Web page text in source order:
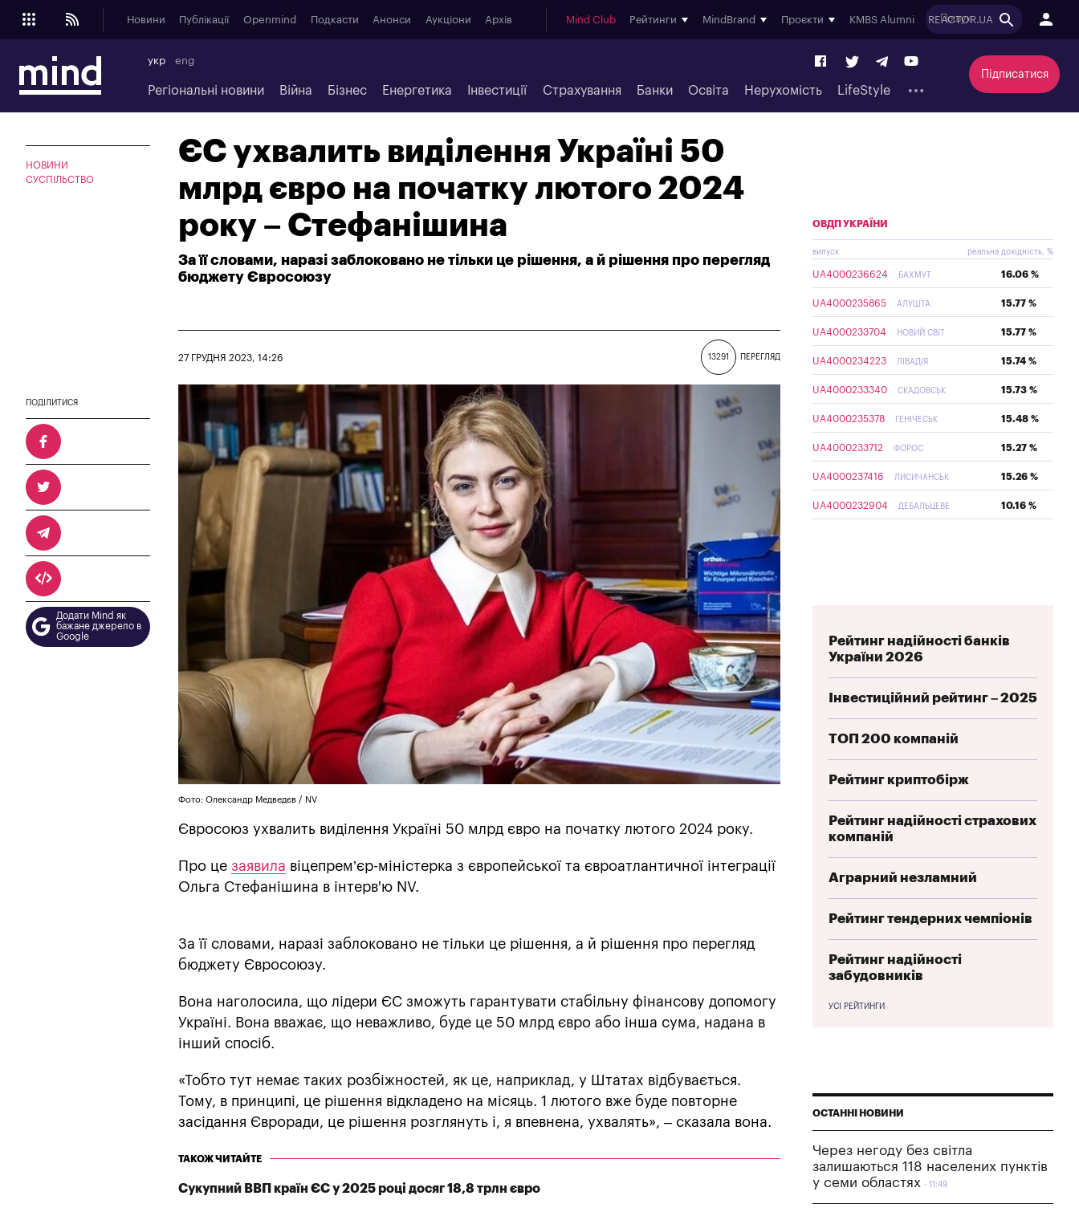
Новини Публікації Openmind Подкасти Анонси Аукціони Архів Mind Club Рейтинги MindBrand Проєкти KMBS Alumni REACTOR.UA
укр eng
Регіональні новини Війна Бізнес Енергетика Інвестиції Страхування Банки Освіта Нерухомість LifeStyle
Підписатися
НОВИНИ
СУСПІЛЬСТВО
ЄС ухвалить виділення Україні 50
млрд євро на початку лютого 2024
року – Стефанішина
За її словами, наразі заблоковано не тільки це рішення, а й рішення про перегляд
бюджету Євросоюзу
13291 ПЕРЕГЛЯД
27 ГРУДНЯ 2023, 14:26
ПОДІЛИТИСЯ
Додати Mind як
бажане джерело в
Google
Фото: Олександр Медведєв / NV
Євросоюз ухвалить виділення Україні 50 млрд євро на початку лютого 2024 року.
Про це заявила віцепрем’єр-міністерка з європейської та євроатлантичної інтеграції
Ольга Стефанішина в інтерв'ю NV.
За її словами, наразі заблоковано не тільки це рішення, а й рішення про перегляд
бюджету Євросоюзу.
Вона наголосила, що лідери ЄС зможуть гарантувати стабільну фінансову допомогу
Україні. Вона вважає, що неважливо, буде це 50 млрд євро або інша сума, надана в
інший спосіб.
«Тобто тут немає таких розбіжностей, як це, наприклад, у Штатах відбувається.
Тому, в принципі, це рішення відкладено на місяць. 1 лютого вже буде повторне
засідання Євроради, це рішення розглянуть і, я впевнена, ухвалять», – сказала вона.
ТАКОЖ ЧИТАЙТЕ
Сукупний ВВП країн ЄС у 2025 році досяг 18,8 трлн євро
ОВДП УКРАЇНИ
випуск реальна дохідність, %
UA4000236624 БАХМУТ 16.06 %
UA4000235865 АЛУШТА 15.77 %
UA4000233704 НОВИЙ СВІТ 15.77 %
UA4000234223 ЛІВАДІЯ 15.74 %
UA4000233340 СКАДОВСЬК 15.73 %
UA4000235378 ГЕНІЧЕСЬК 15.48 %
UA4000233712 ФОРОС 15.27 %
UA4000237416 ЛИСИЧАНСЬК 15.26 %
UA4000232904 ДЕБАЛЬЦЕВЕ 10.16 %
Рейтинг надійності банків
України 2026
Інвестиційний рейтинг – 2025
ТОП 200 компаній
Рейтинг криптобірж
Рейтинг надійності страхових
компаній
Аграрний незламний
Рейтинг тендерних чемпіонів
Рейтинг надійності
забудовників
УСІ РЕЙТИНГИ
ОСТАННІ НОВИНИ
Через негоду без світла
залишаються 118 населених пунктів
у семи областях
11:49